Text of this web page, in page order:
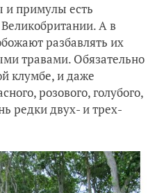
примулы есть
А в
разбавлять их
травами. Обязательно
клумбе, и даже
розового, голубого,
редки двух- и трех-